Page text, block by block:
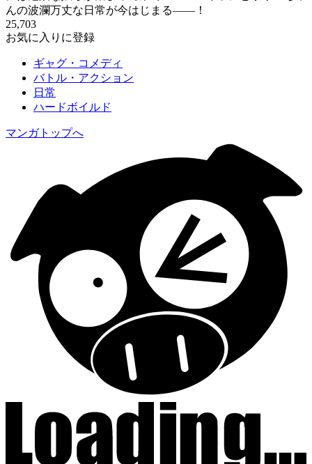
んの波瀾万丈な日常が今はじまる――！
25,703
お気に入りに登録
ギャグ・コメディ
バトル・アクション
日常
ハードボイルド
マンガトップへ